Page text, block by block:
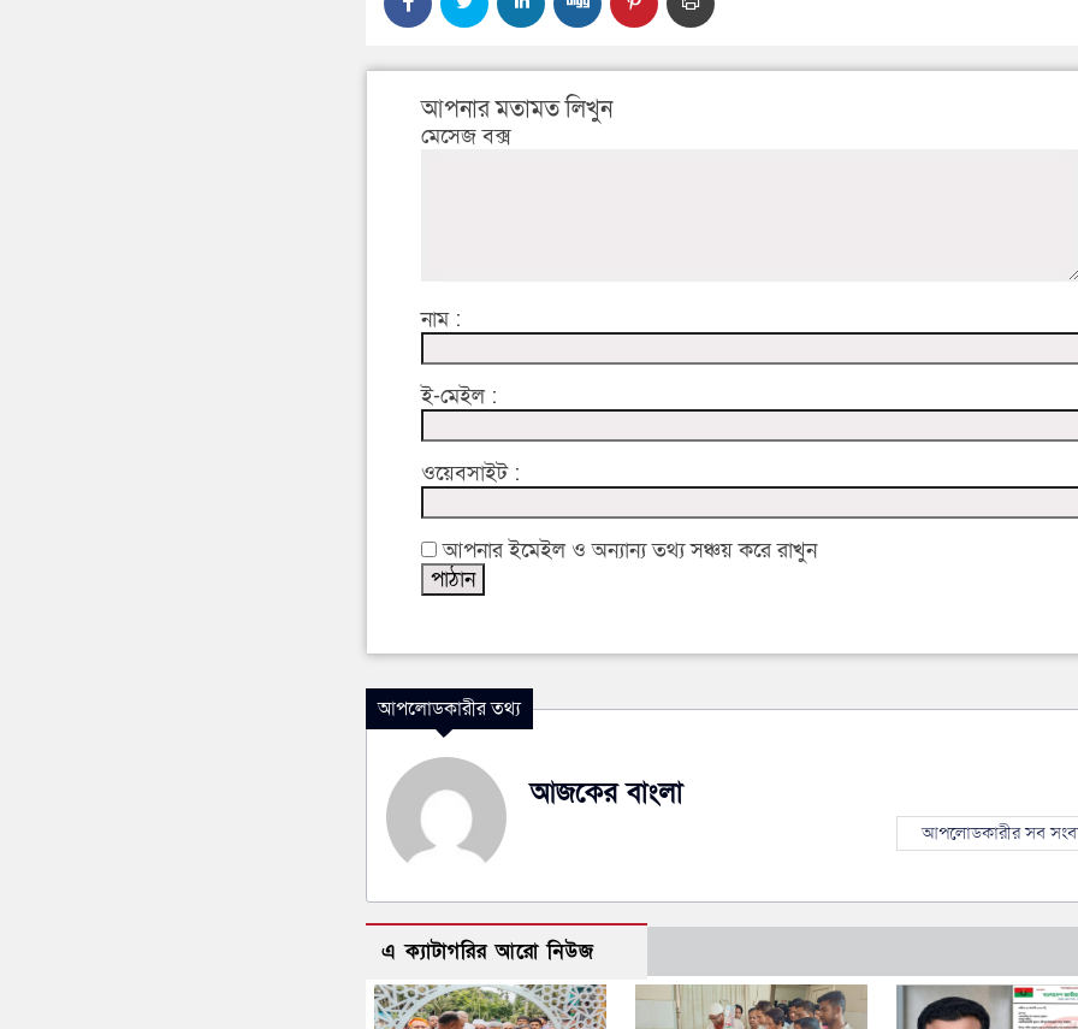
আপনার মতামত লিখুন
মেসেজ বক্স
নাম :
ই-মেইল :
ওয়েবসাইট :
আপনার ইমেইল ও অন্যান্য তথ্য সঞ্চয় করে রাখুন
আপলোডকারীর তথ্য
আজকের বাংলা
আপলোডকারীর সব
এ ক্যাটাগরির আরো নিউজ